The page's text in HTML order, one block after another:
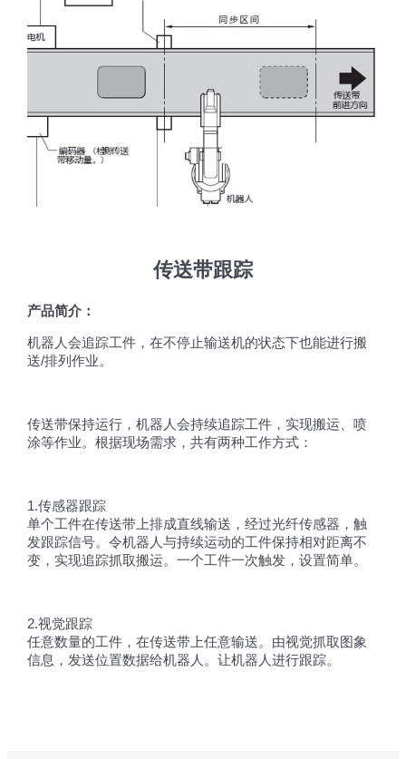
传送带跟踪
产品简介：
机器人会追踪工件，在不停止输送机的状态下也能进行搬
送/排列作业。
传送带保持运行，机器人会持续追踪工件，实现搬运、喷
涂等作业。根据现场需求，共有两种工作方式：
1.传感器跟踪
单个工件在传送带上排成直线输送，经过光纤传感器，触
发跟踪信号。令机器人与持续运动的工件保持相对距离不
变，实现追踪抓取搬运。一个工件一次触发，设置简单。
2.视觉跟踪
任意数量的工件，在传送带上任意输送。由视觉抓取图象
信息，发送位置数据给机器人。让机器人进行跟踪。